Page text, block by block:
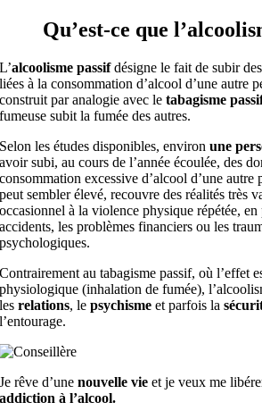
Qu’est-ce que
L’alcoolisme passifdésigne le fait de subir
liées à la consommation d’alcool d’une autre
construit par analogie avec letabagisme
fumeuse subit la fumée des autres.
Selon les études disponibles, environune
avoir subi, au cours de l’année écoulée, des
consommation excessive d’alcool d’une
peut sembler élevé, recouvre des réalités très
occasionnel à la violence physique répétée, en
accidents, les problèmes financiers ou les
psychologiques.
Contrairement au tabagisme passif, où l’effet
physiologique (inhalation de fumée),
lesrelations, lepsychisme et parfois la
l’entourage.
Je rêve d’unenouvelle vie et je veux me
addiction à l’alcool.